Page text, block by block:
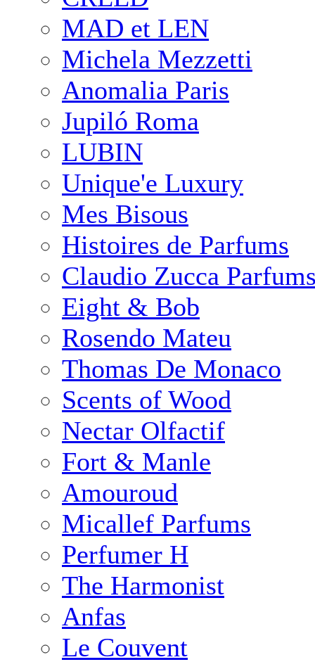
MAD et LEN
Michela Mezzetti
Anomalia Paris
Jupiló Roma
LUBIN
Unique'e Luxury
Mes Bisous
Histoires de Parfums
Claudio Zucca
Eight & Bob
Rosendo Mateu
Thomas De Monaco
Scents of Wood
Nectar Olfactif
Fort & Manle
Amouroud
Micallef Parfums
Perfumer H
The Harmonist
Anfas
Le Couvent